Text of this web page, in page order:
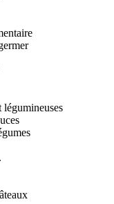
légumineuses